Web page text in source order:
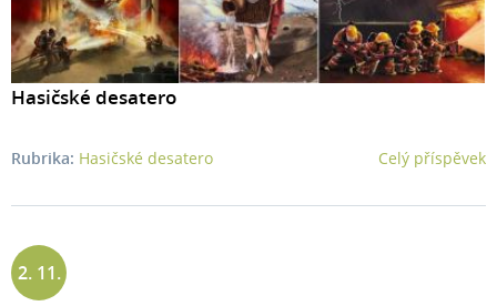
Hasičské desatero
Celý příspěvek
Rubrika: Hasičské desatero
2. 11.